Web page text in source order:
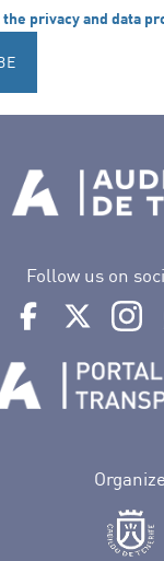
the privacy and data
Follow us on
Ir a perfil de
Ir a
Organize